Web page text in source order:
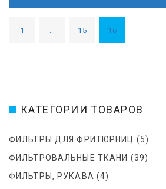
П
З
А
П
1 15 16
КАТЕГОРИИ ТОВАРОВ
ФИЛЬТРЫ ДЛЯ ФРИТЮРНИЦ (5)
ФИЛЬТРОВАЛЬНЫЕ ТКАНИ (39)
ФИЛЬТРЫ, РУКАВА (4)